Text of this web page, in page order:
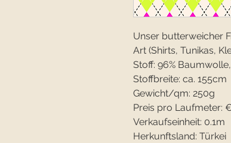
Unser butterweicher
Art (Shirts, Tunikas,
Stoff: 96%
Stoffbreite: ca. 155cm
Gewicht/qm: 250g
Preis pro Laufmeter:
Verkaufseinheit: 0.1m
Herkunftsland: Türkei